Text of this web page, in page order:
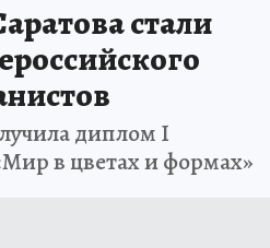
стали
диплом I
в цветах и формах»